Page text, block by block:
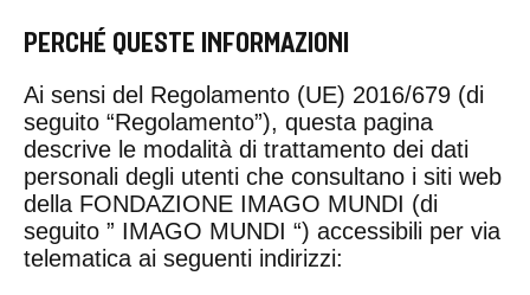
PERCHÉ QUESTE INFORMAZIONI
Ai sensi del Regolamento (UE) 2016/679 (di
seguito “Regolamento”), questa pagina
descrive le modalità di trattamento dei dati
personali degli utenti che consultano i siti web
della FONDAZIONE IMAGO MUNDI (di
seguito ” IMAGO MUNDI “) accessibili per via
telematica ai seguenti indirizzi: